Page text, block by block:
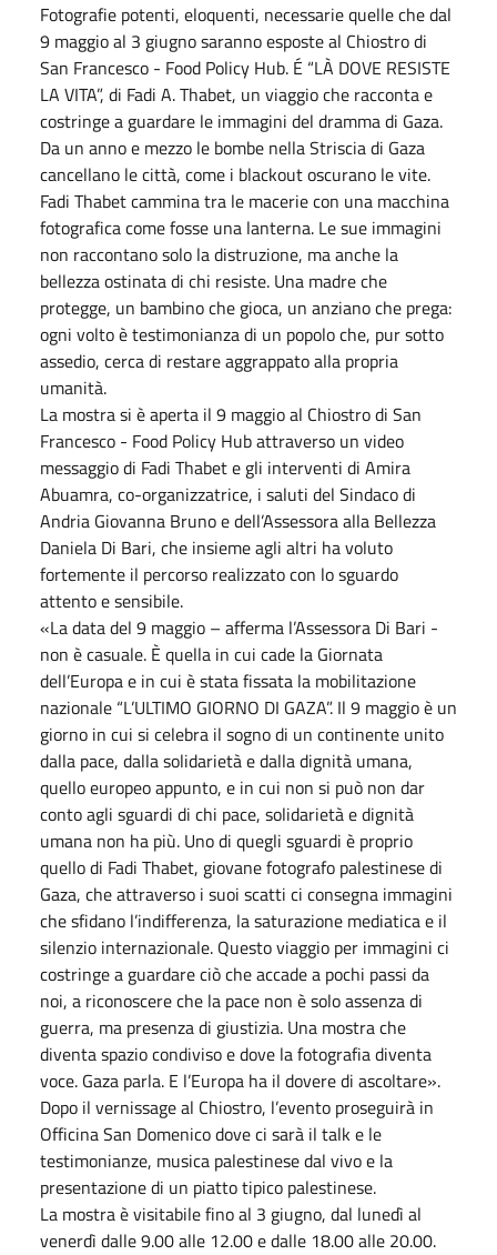
Fotografie potenti, eloquenti, necessarie quelle che dal
9 maggio al 3 giugno saranno esposte al Chiostro di
San Francesco - Food Policy Hub. É “LÀ DOVE RESISTE
LA VITA”, di Fadi A. Thabet, un viaggio che racconta e
costringe a guardare le immagini del dramma di Gaza.
Da un anno e mezzo le bombe nella Striscia di Gaza
cancellano le città, come i blackout oscurano le vite.
Fadi Thabet cammina tra le macerie con una macchina
fotografica come fosse una lanterna. Le sue immagini
non raccontano solo la distruzione, ma anche la
bellezza ostinata di chi resiste. Una madre che
protegge, un bambino che gioca, un anziano che prega:
ogni volto è testimonianza di un popolo che, pur sotto
assedio, cerca di restare aggrappato alla propria
umanità.
La mostra si è aperta il 9 maggio al Chiostro di San
Francesco - Food Policy Hub attraverso un video
messaggio di Fadi Thabet e gli interventi di Amira
Abuamra, co-organizzatrice, i saluti del Sindaco di
Andria Giovanna Bruno e dell’Assessora alla Bellezza
Daniela Di Bari, che insieme agli altri ha voluto
fortemente il percorso realizzato con lo sguardo
attento e sensibile.
«La data del 9 maggio – afferma l’Assessora Di Bari -
non è casuale. È quella in cui cade la Giornata
dell’Europa e in cui è stata fissata la mobilitazione
nazionale “L’ULTIMO GIORNO DI GAZA”. Il 9 maggio è un
giorno in cui si celebra il sogno di un continente unito
dalla pace, dalla solidarietà e dalla dignità umana,
quello europeo appunto, e in cui non si può non dar
conto agli sguardi di chi pace, solidarietà e dignità
umana non ha più. Uno di quegli sguardi è proprio
quello di Fadi Thabet, giovane fotografo palestinese di
Gaza, che attraverso i suoi scatti ci consegna immagini
che sfidano l’indifferenza, la saturazione mediatica e il
silenzio internazionale. Questo viaggio per immagini ci
costringe a guardare ciò che accade a pochi passi da
noi, a riconoscere che la pace non è solo assenza di
guerra, ma presenza di giustizia. Una mostra che
diventa spazio condiviso e dove la fotografia diventa
voce. Gaza parla. E l’Europa ha il dovere di ascoltare».
Dopo il vernissage al Chiostro, l’evento proseguirà in
Officina San Domenico dove ci sarà il talk e le
testimonianze, musica palestinese dal vivo e la
presentazione di un piatto tipico palestinese.
La mostra è visitabile fino al 3 giugno, dal lunedì al
venerdì dalle 9.00 alle 12.00 e dalle 18.00 alle 20.00.